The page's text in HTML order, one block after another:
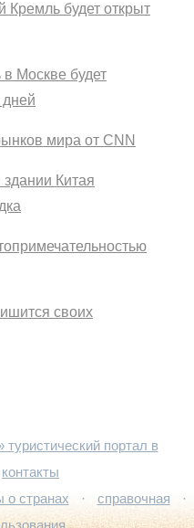
Кремль будет открыт
Москве будет
мира от CNN
Китая
своих
туристический портал в
контакты
о странах · справочная
·